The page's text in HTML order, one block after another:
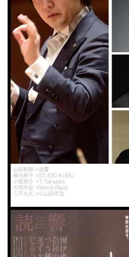
山田和樹：©読響
種谷典子：©STUDIO KUMU
小堀勇介：©T. Tairadate
大西宇宙：©Simon Pauly
三戸大久：©小山田邦哉